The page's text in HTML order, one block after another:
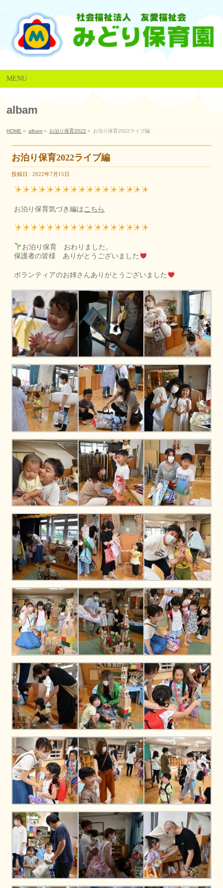
MENU
albam
HOME » albam » お泊り保育2022 » お泊り保育2022ライブ編
お泊り保育2022ライブ編
投稿日 : 2022年7月15日
お泊り保育気づき編は こちら
お泊り保育 おわりました。
保護者の皆様 ありがとうございました
ボランティアのお姉さんありがとうございました